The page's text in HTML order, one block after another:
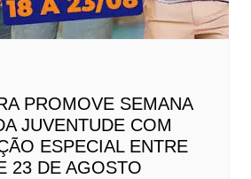
PROMOVE SEMANA
JUVENTUDE COM
ESPECIAL ENTRE
23 DE AGOSTO